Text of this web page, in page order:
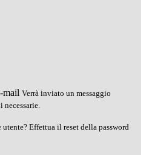
mail Verrà inviato un messaggio
Effettua il reset della password